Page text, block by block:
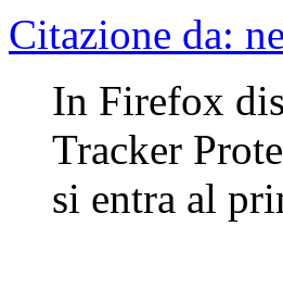
Citazione da:
In Firefox
Tracker
si entra al